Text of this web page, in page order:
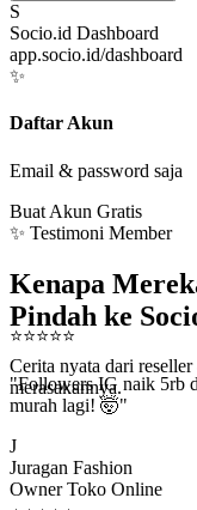
S
Socio.id Dashboard
app.socio.id/dashboard
✨
Daftar Akun
Email & password saja
Buat Akun Gratis
✨ Testimoni Member
Kenapa
Pindah ke
Cerita nyata dari
merasakannya.
⭐⭐⭐⭐ ⭐
"Followers IG naik 5rb
murah lagi! 🤯"
Juragan Fashion
Owner Toko Online
⭐⭐⭐⭐ ⭐